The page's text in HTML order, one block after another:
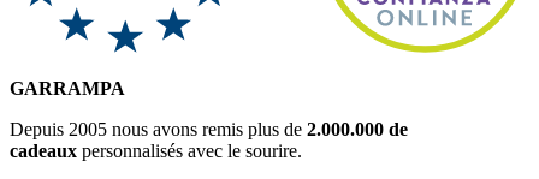
GARRAMPA
Depuis 2005 nous avons remis plus de 2.000.000 de
cadeaux personnalisés avec le sourire.